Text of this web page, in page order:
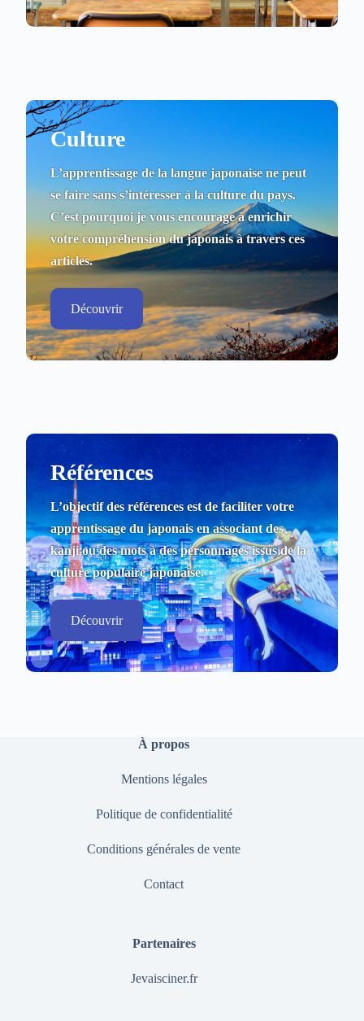
Culture
L’apprentissage de la langue japonaise ne peut
se faire sans s’intéresser à la culture du pays.
C’est pourquoi je vous encourage à enrichir
votre compréhension du japonais à travers ces
articles.
Découvrir
Références
L’objectif des références est de faciliter votre
apprentissage du japonais en associant des
kanji ou des mots à des personnages issus de la
culture populaire japonaise.
Découvrir
À propos
Mentions légales
Politique de confidentialité
Conditions générales de vente
Contact
Partenaires
Jevaisciner.fr